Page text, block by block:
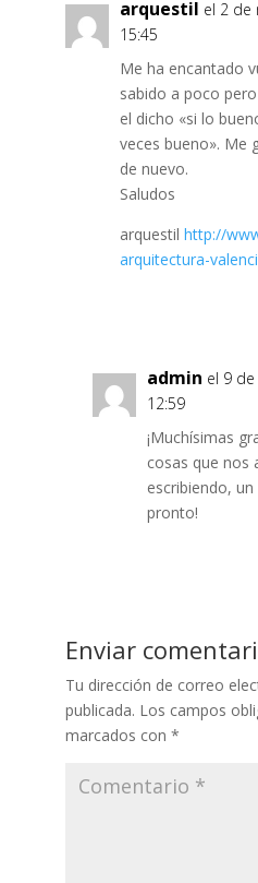
arquestil el 2 de
15:45
Me ha encantado
sabido a poco
el dicho «si lo
veces bueno». Me
de nuevo.
Saludos
arquestil http://
arquitectura-
admin el 9
12:59
¡Muchísimas
cosas que nos
escribiendo,
pronto!
Enviar
Tu dirección de correo
publicada. Los campos
marcados con *